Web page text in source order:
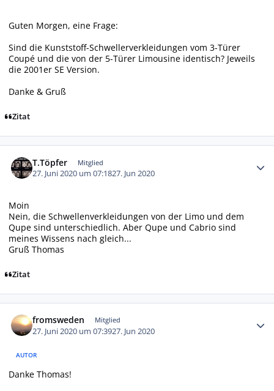
Guten Morgen, eine Frage:
Sind die Kunststoff-Schwellerverkleidungen vom 3-Türer
Coupé und die von der 5-Türer Limousine identisch? Jeweils
die 2001er SE Version.
Danke & Gruß
Zitat
T.Töpfer Mitglied
27. Juni 2020 um 07:1827. Jun 2020
Moin
Nein, die Schwellenverkleidungen von der Limo und dem
Qupe sind unterschiedlich. Aber Qupe und Cabrio sind
meines Wissens nach gleich...
Gruß Thomas
Zitat
fromsweden Mitglied
27. Juni 2020 um 07:3927. Jun 2020
AUTOR
Danke Thomas!